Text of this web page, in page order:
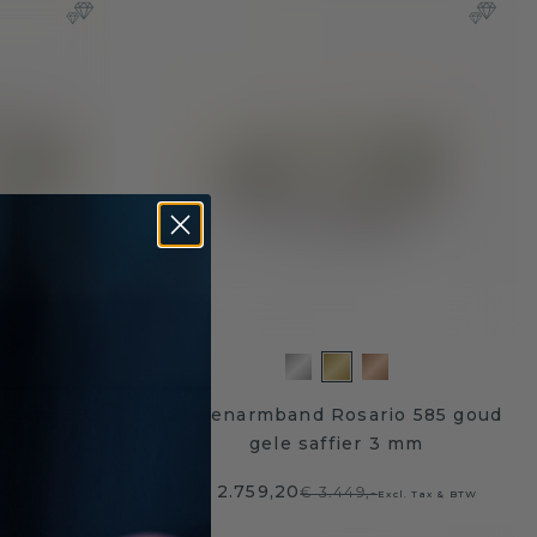
Slavenarmband Rosario 585 goud
gele saffier 3 mm
€ 2.759,20€ 3.449,-Excl. Tax & BTW